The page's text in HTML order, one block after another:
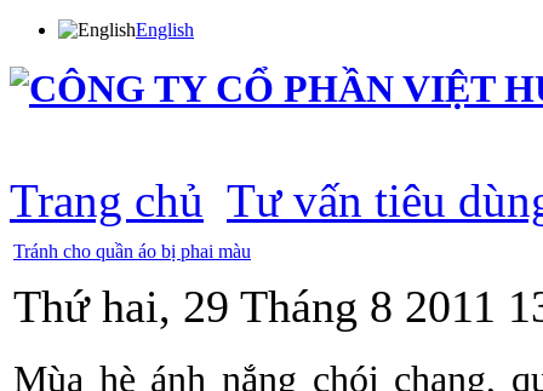
English
Trang chủ Tư vấn tiêu
Tránh cho quần áo bị phai màu
Thứ hai, 29 Tháng 8 2011
Mùa hè ánh nắng chói chang,